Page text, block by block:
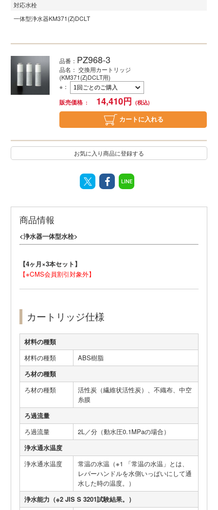
対応水栓
一体型浄水器KM371(Z)DCLT
品番： PZ968-3
品名： 交換用カートリッジ
(KM371(Z)DCLT用)
※ ：
販売価格
14,410円
カートに入れる
お気に入り商品に登録する
LINE
商品情報
<浄水器一体型水栓>
【4ヶ月×3本セット】
【※CMS会員割引対象外】
カートリッジ仕様
材料の種類
材料の種類
ABS樹脂
ろ材の種類
ろ材の種類
活性炭（繊維状活性炭）、不織布、中空
糸膜
ろ過流量
ろ過流量
2L／分（動水圧0.1MPaの場合）
浄水通水温度
浄水通水温度
常温の水温（※1 「常温の水温」とは、
レバーハンドルを水側いっぱいにして通
水した時の温度。）
浄水能力（※2 JIS S 3201試験結果。）